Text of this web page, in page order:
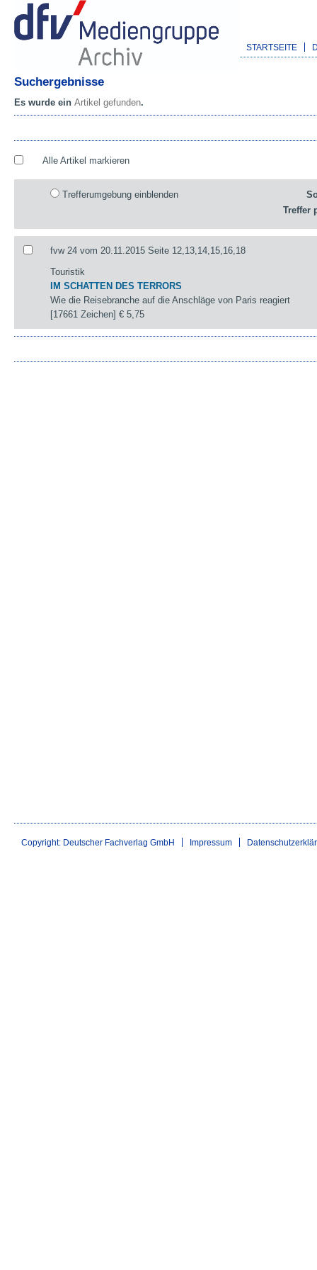
STARTSEITE
Suchergebnisse
Es wurde ein Artikel gefunden.
Alle Artikel markieren
Trefferumgebung einblenden
Treffer
fvw 24 vom 20.11.2015 Seite 12,13,14,15,16,18
Touristik
IM SCHATTEN DES TERRORS
Wie die Reisebranche auf die Anschläge von Paris reagiert
[17661 Zeichen]€ 5,75
Copyright: Deutscher Fachverlag GmbH Impressum